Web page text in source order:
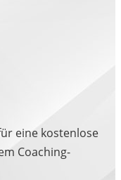
eine kostenlose
Coaching-